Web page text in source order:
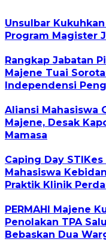
Unsulbar
Program Magister
Rangkap Jabatan
Majene Tuai
Independensi
Aliansi Mahasiswa
Majene, Desak
Mamasa
Caping Day
Mahasiswa
Praktik Klinik
PERMAHI Majene
Penolakan TPA
Bebaskan Dua